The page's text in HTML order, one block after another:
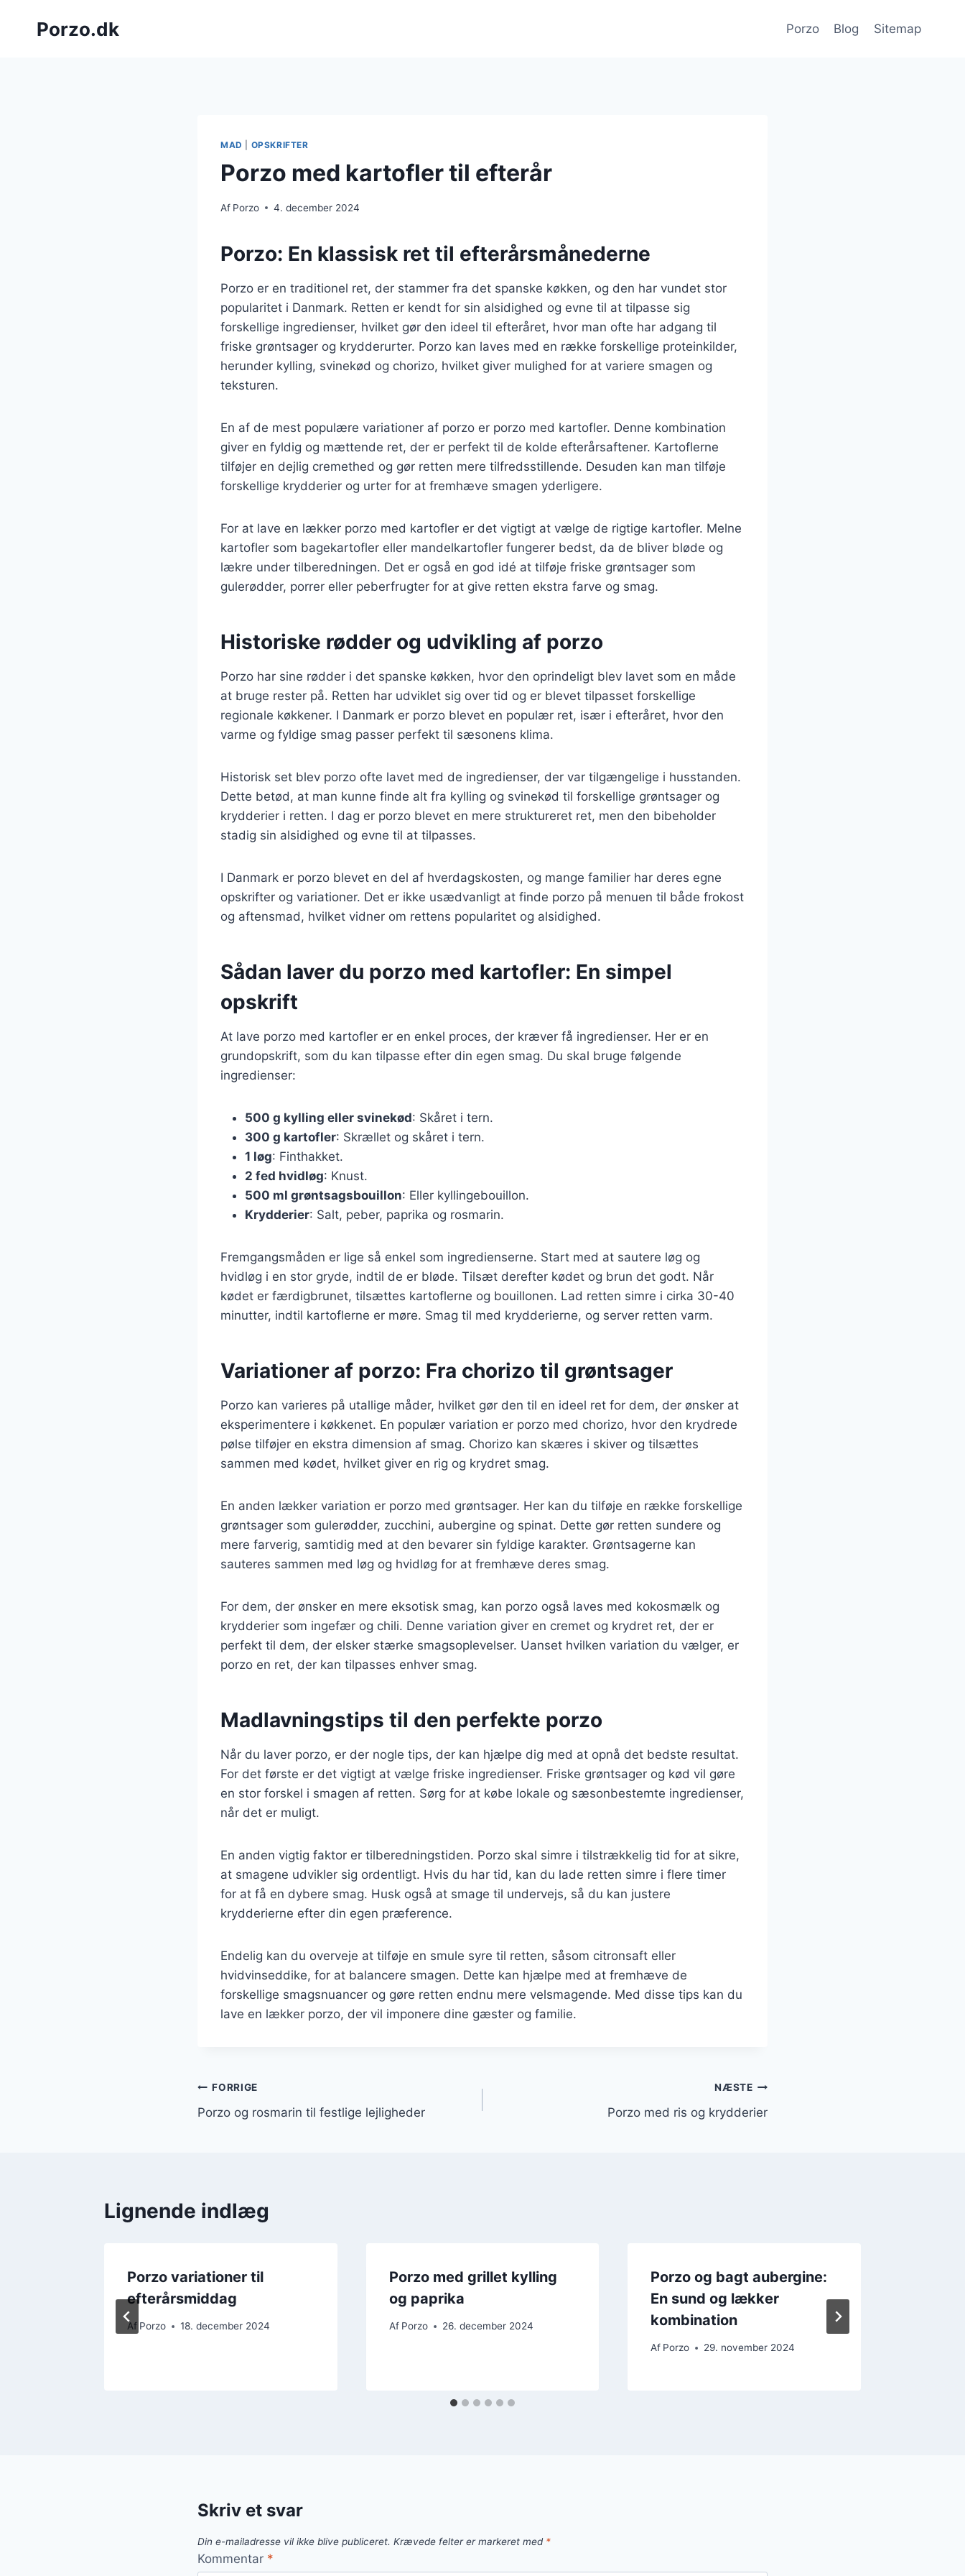
Porzo.dk Porzo Blog Sitemap
MAD OPSKRIFTER
Porzo med kartofler til efterår
Af Porzo 4. december 2024
Porzo: En klassisk ret til efterårsmånederne
Porzo er en traditionel ret, der stammer fra det spanske køkken, og den har vundet stor
popularitet i Danmark. Retten er kendt for sin alsidighed og evne til at tilpasse sig
forskellige ingredienser, hvilket gør den ideel til efteråret, hvor man ofte har adgang til
friske grøntsager og krydderurter. Porzo kan laves med en række forskellige proteinkilder,
herunder kylling, svinekød og chorizo, hvilket giver mulighed for at variere smagen og
teksturen.
En af de mest populære variationer af porzo er porzo med kartofler. Denne kombination
giver en fyldig og mættende ret, der er perfekt til de kolde efterårsaftener. Kartoflerne
tilføjer en dejlig cremethed og gør retten mere tilfredsstillende. Desuden kan man tilføje
forskellige krydderier og urter for at fremhæve smagen yderligere.
For at lave en lækker porzo med kartofler er det vigtigt at vælge de rigtige kartofler. Melne
kartofler som bagekartofler eller mandelkartofler fungerer bedst, da de bliver bløde og
lækre under tilberedningen. Det er også en god idé at tilføje friske grøntsager som
gulerødder, porrer eller peberfrugter for at give retten ekstra farve og smag.
Historiske rødder og udvikling af porzo
Porzo har sine rødder i det spanske køkken, hvor den oprindeligt blev lavet som en måde
at bruge rester på. Retten har udviklet sig over tid og er blevet tilpasset forskellige
regionale køkkener. I Danmark er porzo blevet en populær ret, især i efteråret, hvor den
varme og fyldige smag passer perfekt til sæsonens klima.
Historisk set blev porzo ofte lavet med de ingredienser, der var tilgængelige i husstanden.
Dette betød, at man kunne finde alt fra kylling og svinekød til forskellige grøntsager og
krydderier i retten. I dag er porzo blevet en mere struktureret ret, men den bibeholder
stadig sin alsidighed og evne til at tilpasses.
I Danmark er porzo blevet en del af hverdagskosten, og mange familier har deres egne
opskrifter og variationer. Det er ikke usædvanligt at finde porzo på menuen til både frokost
og aftensmad, hvilket vidner om rettens popularitet og alsidighed.
Sådan laver du porzo med kartofler: En simpel
opskrift
At lave porzo med kartofler er en enkel proces, der kræver få ingredienser. Her er en
grundopskrift, som du kan tilpasse efter din egen smag. Du skal bruge følgende
ingredienser:
500 g kylling eller svinekød: Skåret i tern.
300 g kartofler: Skrællet og skåret i tern.
1 løg: Finthakket.
2 fed hvidløg: Knust.
500 ml grøntsagsbouillon: Eller kyllingebouillon.
Krydderier: Salt, peber, paprika og rosmarin.
Fremgangsmåden er lige så enkel som ingredienserne. Start med at sautere løg og
hvidløg i en stor gryde, indtil de er bløde. Tilsæt derefter kødet og brun det godt. Når
kødet er færdigbrunet, tilsættes kartoflerne og bouillonen. Lad retten simre i cirka 30-40
minutter, indtil kartoflerne er møre. Smag til med krydderierne, og server retten varm.
Variationer af porzo: Fra chorizo til grøntsager
Porzo kan varieres på utallige måder, hvilket gør den til en ideel ret for dem, der ønsker at
eksperimentere i køkkenet. En populær variation er porzo med chorizo, hvor den krydrede
pølse tilføjer en ekstra dimension af smag. Chorizo kan skæres i skiver og tilsættes
sammen med kødet, hvilket giver en rig og krydret smag.
En anden lækker variation er porzo med grøntsager. Her kan du tilføje en række forskellige
grøntsager som gulerødder, zucchini, aubergine og spinat. Dette gør retten sundere og
mere farverig, samtidig med at den bevarer sin fyldige karakter. Grøntsagerne kan
sauteres sammen med løg og hvidløg for at fremhæve deres smag.
For dem, der ønsker en mere eksotisk smag, kan porzo også laves med kokosmælk og
krydderier som ingefær og chili. Denne variation giver en cremet og krydret ret, der er
perfekt til dem, der elsker stærke smagsoplevelser. Uanset hvilken variation du vælger, er
porzo en ret, der kan tilpasses enhver smag.
Madlavningstips til den perfekte porzo
Når du laver porzo, er der nogle tips, der kan hjælpe dig med at opnå det bedste resultat.
For det første er det vigtigt at vælge friske ingredienser. Friske grøntsager og kød vil gøre
en stor forskel i smagen af retten. Sørg for at købe lokale og sæsonbestemte ingredienser,
når det er muligt.
En anden vigtig faktor er tilberedningstiden. Porzo skal simre i tilstrækkelig tid for at sikre,
at smagene udvikler sig ordentligt. Hvis du har tid, kan du lade retten simre i flere timer
for at få en dybere smag. Husk også at smage til undervejs, så du kan justere
krydderierne efter din egen præference.
Endelig kan du overveje at tilføje en smule syre til retten, såsom citronsaft eller
hvidvinseddike, for at balancere smagen. Dette kan hjælpe med at fremhæve de
forskellige smagsnuancer og gøre retten endnu mere velsmagende. Med disse tips kan du
lave en lækker porzo, der vil imponere dine gæster og familie.
Indlægsnavigation
FORRIGE
Porzo og rosmarin til festlige lejligheder
NÆSTE
Porzo med ris og krydderier
Lignende indlæg
Porzo variationer til
efterårsmiddag
Af Porzo 18. december 2024
Porzo med grillet kylling
og paprika
Af Porzo 26. december 2024
Porzo og bagt aubergine:
En sund og lækker
kombination
Af Porzo 29. november 2024
Skriv et svar
Din e-mailadresse vil ikke blive publiceret. Krævede felter er markeret med *
Kommentar *